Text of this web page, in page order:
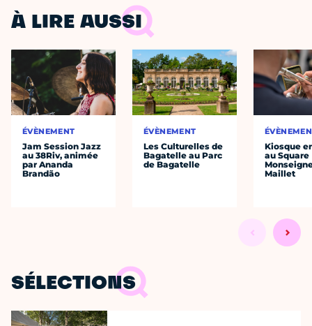
À LIRE AUSSI
ÉVÈNEMENT
Jam Session Jazz
au 38Riv, animée
par Ananda
Brandão
ÉVÈNEMENT
Les Culturelles de
Bagatelle au Parc
de Bagatelle
Kiosque
au Square
Maillet
SÉLECTIONS